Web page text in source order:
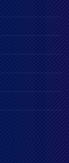
gì nổi bật?
của
có thể tính
nay thiết bị